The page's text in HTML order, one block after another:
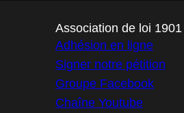
Association de loi 1901
Adhésion en ligne
Signer notre pétition
Groupe Facebook
Chaîne Youtube